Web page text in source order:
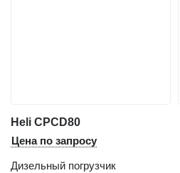
Heli CPCD80
Цена по запросу
Дизельный погрузчик